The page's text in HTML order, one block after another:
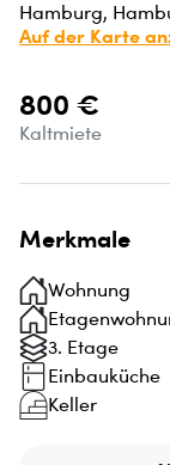
Hamburg,
Auf der Karte
800 €
Kaltmiete
Merkmale
Wohnung
3. Etage
Einbauküche
Keller